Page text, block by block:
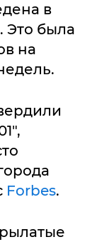
в
Это была
на
Forbes.